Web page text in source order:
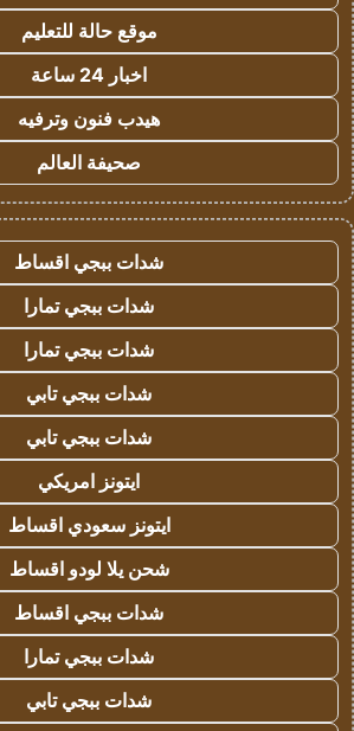
موقع حالة للتعليم
اخبار 24 ساعة
هيدب فنون وترفيه
صحيفة العالم
شدات ببجي اقساط
شدات ببجي تمارا
شدات ببجي تمارا
شدات ببجي تابي
شدات ببجي تابي
ايتونز امريكي
ايتونز سعودي اقساط
شحن يلا لودو اقساط
شدات ببجي اقساط
شدات ببجي تمارا
شدات ببجي تابي